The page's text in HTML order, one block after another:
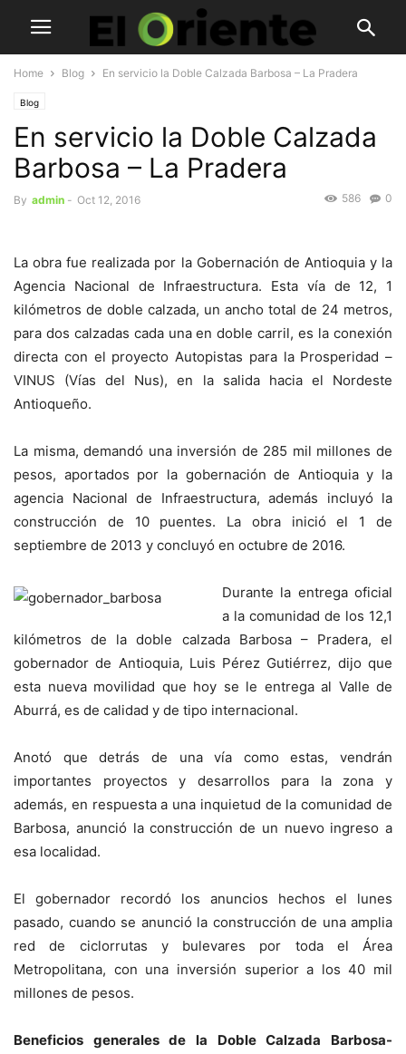
Home Blog En servicio la Doble Calzada Barbosa – La Pradera
Blog
En servicio la Doble Calzada
Barbosa – La Pradera
By admin - Oct 12, 2016 0
586
La obra fue realizada por la Gobernación de Antioquia y la
Agencia Nacional de Infraestructura. Esta vía de 12, 1
kilómetros de doble calzada, un ancho total de 24 metros,
para dos calzadas cada una en doble carril, es la conexión
directa con el proyecto Autopistas para la Prosperidad –
VINUS (Vías del Nus), en la salida hacia el Nordeste
Antioqueño.
La misma, demandó una inversión de 285 mil millones de
pesos, aportados por la gobernación de Antioquia y la
agencia Nacional de Infraestructura, además incluyó la
construcción de 10 puentes. La obra inició el 1 de
septiembre de 2013 y concluyó en octubre de 2016.
Durante la entrega oficial
a la comunidad de los 12,1
kilómetros de la doble calzada Barbosa – Pradera, el
gobernador de Antioquia, Luis Pérez Gutiérrez, dijo que
esta nueva movilidad que hoy se le entrega al Valle de
Aburrá, es de calidad y de tipo internacional.
Anotó que detrás de una vía como estas, vendrán
importantes proyectos y desarrollos para la zona y
además, en respuesta a una inquietud de la comunidad de
Barbosa, anunció la construcción de un nuevo ingreso a
esa localidad.
El gobernador recordó los anuncios hechos el lunes
pasado, cuando se anunció la construcción de una amplia
red de ciclorrutas y bulevares por toda el Área
Metropolitana, con una inversión superior a los 40 mil
millones de pesos.
Beneficios generales de la Doble Calzada Barbosa-